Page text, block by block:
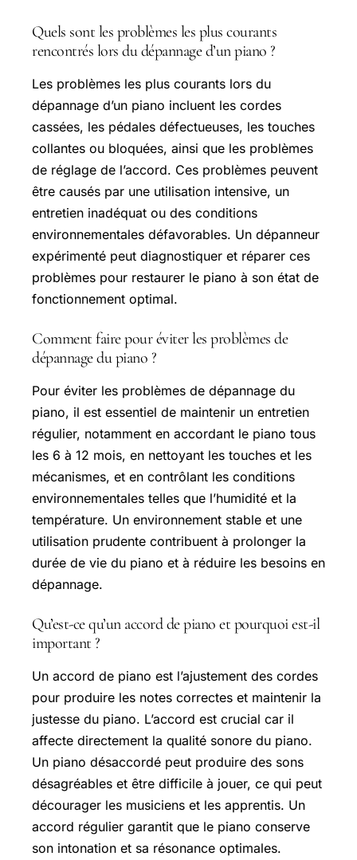
Quels sont les problèmes les plus courants
rencontrés lors du dépannage d’un piano ?
Les problèmes les plus courants lors du
dépannage d’un piano incluent les cordes
cassées, les pédales défectueuses, les touches
collantes ou bloquées, ainsi que les problèmes
de réglage de l’accord. Ces problèmes peuvent
être causés par une utilisation intensive, un
entretien inadéquat ou des conditions
environnementales défavorables. Un dépanneur
expérimenté peut diagnostiquer et réparer ces
problèmes pour restaurer le piano à son état de
fonctionnement optimal.
Comment faire pour éviter les problèmes de
dépannage du piano ?
Pour éviter les problèmes de dépannage du
piano, il est essentiel de maintenir un entretien
régulier, notamment en accordant le piano tous
les 6 à 12 mois, en nettoyant les touches et les
mécanismes, et en contrôlant les conditions
environnementales telles que l’humidité et la
température. Un environnement stable et une
utilisation prudente contribuent à prolonger la
durée de vie du piano et à réduire les besoins en
dépannage.
Qu’est-ce qu’un accord de piano et pourquoi est-il
important ?
Un accord de piano est l’ajustement des cordes
pour produire les notes correctes et maintenir la
justesse du piano. L’accord est crucial car il
affecte directement la qualité sonore du piano.
Un piano désaccordé peut produire des sons
désagréables et être difficile à jouer, ce qui peut
décourager les musiciens et les apprentis. Un
accord régulier garantit que le piano conserve
son intonation et sa résonance optimales.